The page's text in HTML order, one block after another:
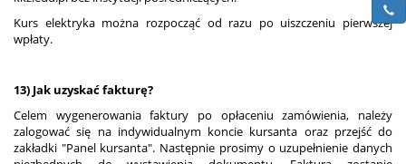
Kurs elektryka można rozpocząć od razu po uiszczeniu pierwszej
wpłaty.
13) Jak uzyskać fakturę?
Celem wygenerowania faktury po opłaceniu zamówienia, należy
zalogować się na indywidualnym koncie kursanta oraz przejść do
zakładki "Panel kursanta". Następnie prosimy o uzupełnienie danych